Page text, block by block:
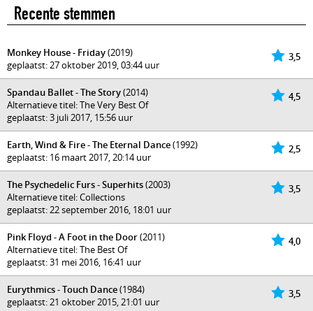
Recente stemmen
3,5
Monkey House - Friday(2019)
geplaatst: 27 oktober 2019, 03:44 uur
4,5
Spandau Ballet - The Story(2014)
Alternatieve titel: The Very Best Of
geplaatst: 3 juli 2017, 15:56 uur
2,5
Earth, Wind & Fire - The Eternal Dance(1992)
geplaatst: 16 maart 2017, 20:14 uur
3,5
The Psychedelic Furs - Superhits(2003)
Alternatieve titel: Collections
geplaatst: 22 september 2016, 18:01 uur
4,0
Pink Floyd - A Foot in the Door(2011)
Alternatieve titel: The Best Of
geplaatst: 31 mei 2016, 16:41 uur
3,5
Eurythmics - Touch Dance(1984)
geplaatst: 21 oktober 2015, 21:01 uur